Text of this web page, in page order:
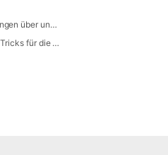
Anbindungen und Lösungen über unsere Web-Schnittstelle (REST-API)
Use Cases - Tipps und Tricks für die Anwendung von DIVERA 24/7